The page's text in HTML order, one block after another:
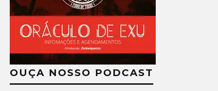
OUÇA NOSSO PODCAST